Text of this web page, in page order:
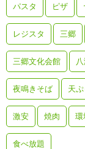
パスタ ピザ
レジスタ 三郷
三郷文化会館
夜鳴きそば 天ぷ
激安 焼肉 環
食べ放題